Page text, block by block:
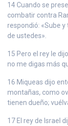
14 Cuando se
combatir contra
respondió: «Sube
de ustedes».
15 Pero el rey le
no me digas más
16 Miqueas dijo
montañas, como
tienen dueño;
17 El rey de Israel